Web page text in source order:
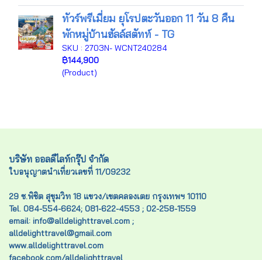
ทัวร์พรีเมี่ยม ยุโรปตะวันออก 11 วัน 8 คืน
พักหมู่บ้านฮัลล์สตัทท์ - TG
SKU : 2703N- WCNT240284
฿144,900
(Product)
บริษัท ออลดีไลท์กรุ๊ป จำกัด
ใบอนุญาตนำเที่ยวเลขที่ 11/09232
29 ซ.พิชิต สุขุมวิท 18 แขวง/เขตคลองเตย กรุงเทพฯ 10110
Tel. 084-554-6624; 081-622-4553 ; 02-258-1559
email: info@alldelighttravel.com ;
alldelighttravel@gmail.com
www.alldelighttravel.com
facebook.com/alldelighttravel